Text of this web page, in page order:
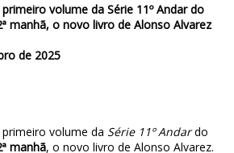
volume da Série 11º Andar do
manhã, o novo livro de Alonso Alvarez
de 2025
volume da Série 11º Andardo
manhã, o novo livro de Alonso Alvarez.